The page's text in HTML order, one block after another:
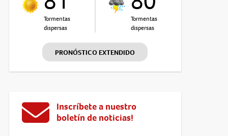
Tormentas
dispersas
Tormentas
dispersas
PRONÓSTICO EXTENDIDO
Inscríbete a nuestro
boletín de noticias!